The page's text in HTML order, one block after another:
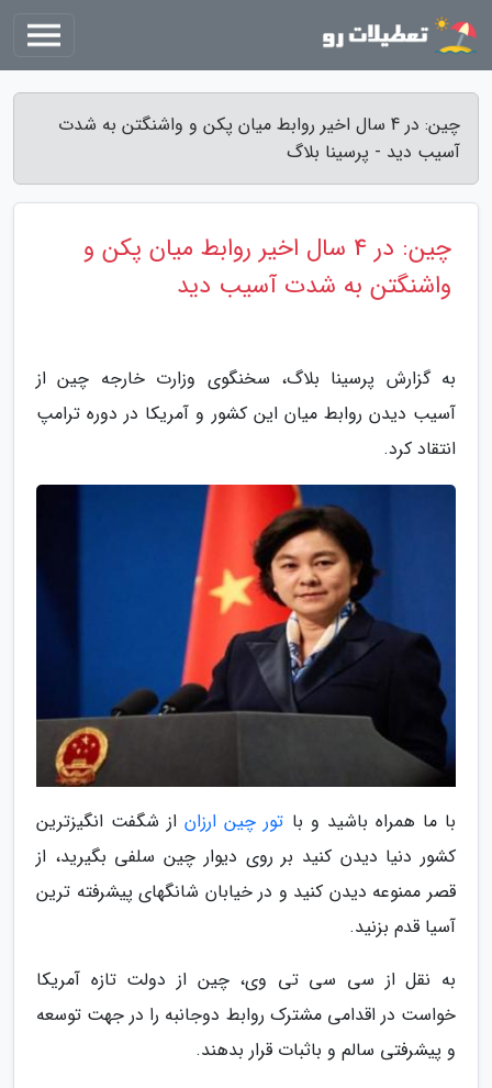
چین: در 4 سال اخیر روابط میان پکن و واشنگتن به شدت
آسیب دید - پرسینا بلاگ
چین: در 4 سال اخیر روابط میان پکن و
واشنگتن به شدت آسیب دید
به گزارش پرسینا بلاگ، سخنگوی وزارت خارجه چین از
آسیب دیدن روابط میان این کشور و آمریکا در دوره ترامپ
انتقاد کرد.
با ما همراه باشید و با تور چین ارزاناز شگفت انگیزترین
کشور دنیا دیدن کنید بر روی دیوار چین سلفی بگیرید، از
قصر ممنوعه دیدن کنید و در خیابان شانگهای پیشرفته ترین
آسیا قدم بزنید.
به نقل از سی سی تی وی، چین از دولت تازه آمریکا
خواست در اقدامی مشترک روابط دوجانبه را در جهت توسعه
و پیشرفتی سالم و باثبات قرار بدهند.